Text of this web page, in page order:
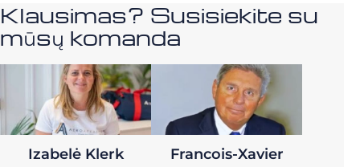
Klausimas? Susisiekite su
mūsų komanda
Izabelė Klerk
Francois-Xavier